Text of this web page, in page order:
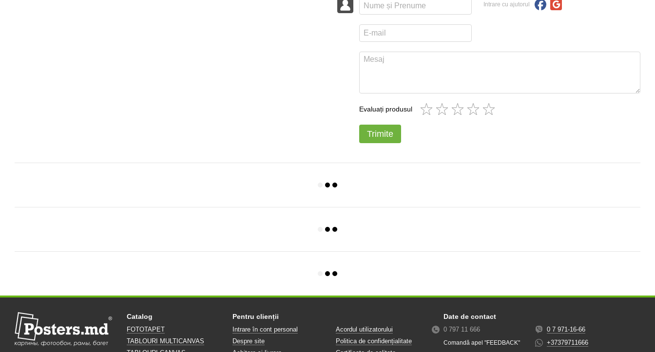
Intrare cu ajutorul
Evaluați produsul
Trimite
Catalog
FOTOTAPET
TABLOURI MULTICANVAS
Pentru clienții
Intrare în cont personal
Despre site
Acordul utilizatorului
Politica de confidențialitate
Date de contact
0 797 11 666
Comandă apel "FEEDBACK"
0 7 971-16-66
+37379711666